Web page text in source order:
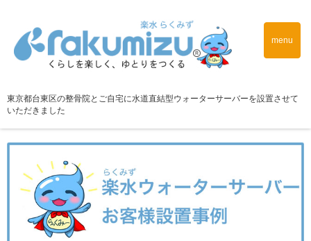
menu
東京都台東区の整骨院とご自宅に水道直結型ウォーターサーバーを設置させて
いただきました